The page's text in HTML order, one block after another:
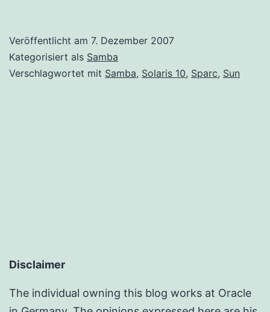
10
Veröffentlicht am 7. Dezember 2007
Kategorisiert als Samba
Verschlagwortet mit Samba, Solaris 10, Sparc, Sun
Disclaimer
The individual owning this blog works at Oracle